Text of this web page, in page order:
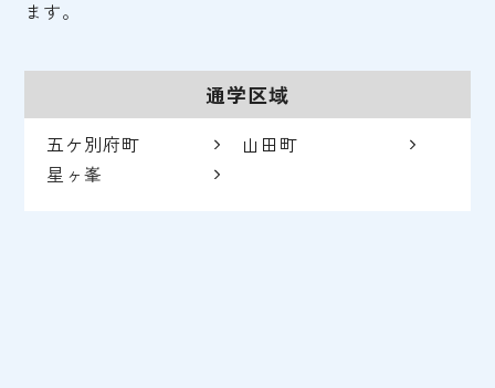
ます。
通学区域
五ケ別府町
山田町
星ヶ峯